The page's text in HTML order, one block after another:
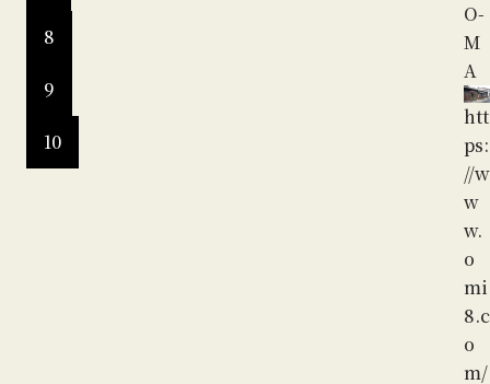
8
9
10
O-
M
A
htt
ps:
//w
w
w.
o
mi
8.c
o
m/